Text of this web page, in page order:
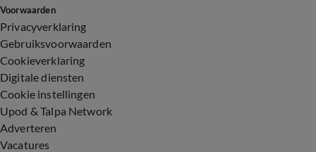
Voorwaarden
Privacyverklaring
Gebruiksvoorwaarden
Cookieverklaring
Digitale diensten
Cookie instellingen
Upod & Talpa Network
Adverteren
Vacatures